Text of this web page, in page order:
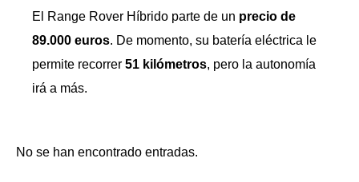
El Range Rover Híbrido parte de un precio de
89.000 euros. De momento, su batería eléctrica le
permite recorrer 51 kilómetros, pero la autonomía
irá a más.
No se han encontrado entradas.